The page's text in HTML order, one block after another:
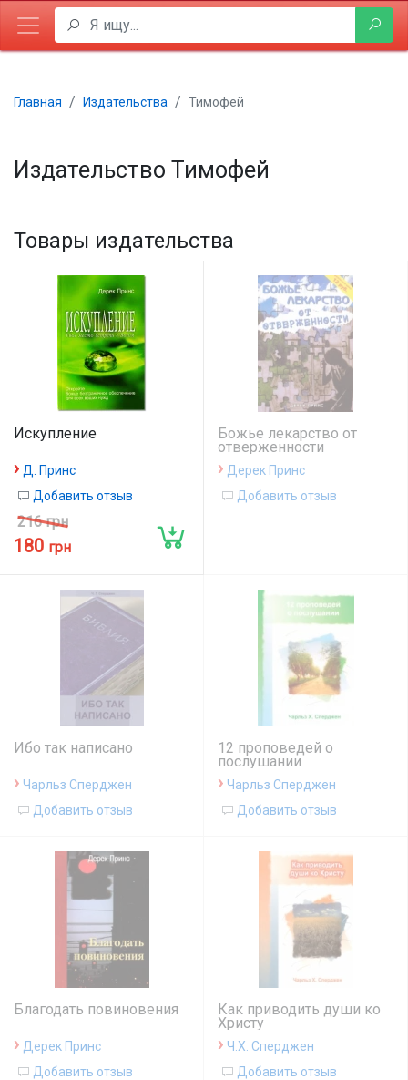
Главная Издательства Тимофей
Издательство Тимофей
Товары издательства
Искупление
› Д. Принс
Добавить отзыв
216 грн
180 грн
Божье лекарство от
отверженности
› Дерек Принс
Добавить отзыв
Ибо так написано
› Чарльз Сперджен
Добавить отзыв
12 проповедей о
послушании
› Чарльз Сперджен
Добавить отзыв
Благодать повиновения
› Дерек Принс
Добавить отзыв
Как приводить души ко
Христу
› Ч.Х. Сперджен
Добавить отзыв